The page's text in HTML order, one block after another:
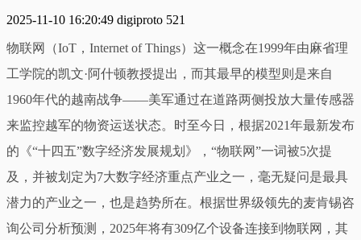
2025-11-10 16:20:49 digiproto 521
物联网（IoT，Internet of Things）这一概念在1999年由麻省理
工学院的凯文·阿什顿教授提出，而其最早的模型则是来自
1960年代的越南战争——美军通过在道路两侧投放大量传感器
来监控越军的物资运送状态。时至今日，根据2021年最新发布
的《“十四五”数字经济发展规划》，“物联网”一词被5次提
及，并被划定为7大数字经济重点产业之一，毫无疑问是最具
潜力的产业之一，也是趋势所在。根据世界级领先的麦肯锡咨
询公司分析预测，2025年将有309亿个设备连接到物联网，其